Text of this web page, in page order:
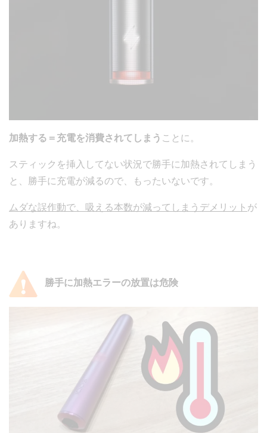
加熱する＝充電を消費されてしまう ことに。
スティックを挿入してない状況で勝手に加熱されてしまう
と、勝手に充電が減るので、もったいないです。
ムダな誤作動で、吸える本数が減ってしまうデメリット が
ありますね。
勝手に加熱エラーの放置は危険